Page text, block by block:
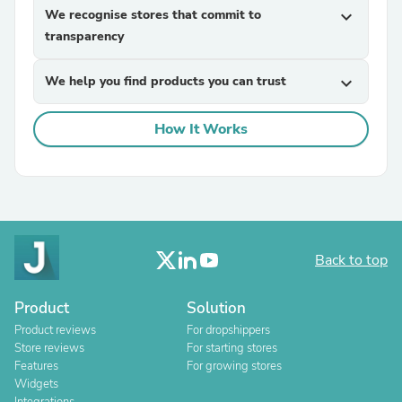
We recognise stores that commit to
transparency
expand_more
We help you find products you can trust expand_more
How It Works
Back to top
Product
Product reviews
Store reviews
Features
Widgets
Solution
For dropshippers
For starting stores
For growing stores